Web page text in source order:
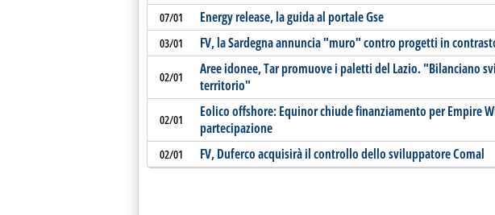
07/01 Energy release, la guida al portale Gse
03/01 FV, la Sardegna annuncia "muro" contro progetti in
02/01
Aree idonee, Tar promuove i paletti del Lazio. "Bilanciano
territorio"
02/01
Eolico offshore: Equinor chiude finanziamento per Empire
partecipazione
02/01 FV, Duferco acquisirà il controllo dello sviluppatore Comal